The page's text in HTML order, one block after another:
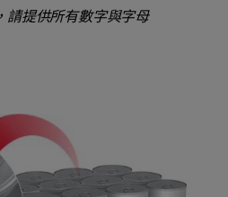
請提供所有數字與字母